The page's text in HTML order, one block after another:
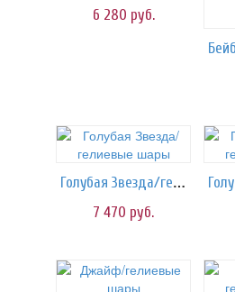
6 280 руб.
Голубая Звезда/гелиевые шары
7 470 руб.